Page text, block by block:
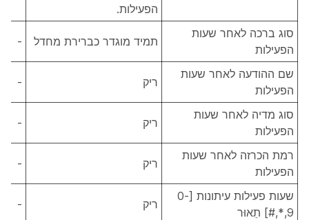
הפעילות.
סוג ברכה לאחר שעות
הפעילות
תמיד מוגדר כברירת מחדל -
שם ההודעה לאחר שעות
הפעילות
ריק -
סוג מדיה לאחר שעות
הפעילות
ריק -
רמת הכרזה לאחר שעות
הפעילות
ריק -
שעות פעילות עיתונות [0-
9,*,#] תֵאוּר
ריק -